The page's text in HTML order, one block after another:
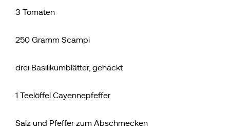
3 Tomaten
250 Gramm Scampi
drei Basilikumblätter, gehackt
1 Teelöffel Cayennepfeffer
Salz und Pfeffer zum Abschmecken